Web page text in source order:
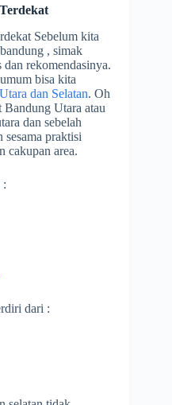
Sebelum kita
, simak
rekomendasinya.
bisa kita
dan Selatan. Oh
Utara atau
dan sebelah
sesama praktisi
cakupan area.
:
dari :